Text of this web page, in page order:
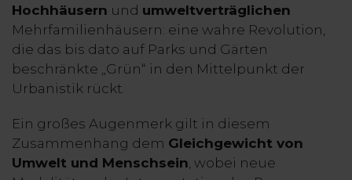
Hochhäusern und umweltverträglichen
Mehrfamilienhäusern: eine wahre Revolution,
die das bis dato auf Parks und Gärten
beschränkte „Grün“ in den Mittelpunkt der
Urbanistik rückt.
Ein großes Augenmerk gilt in diesem
Zusammenhang dem Gleichgewicht von
Umwelt und Menschsein, wobei neue